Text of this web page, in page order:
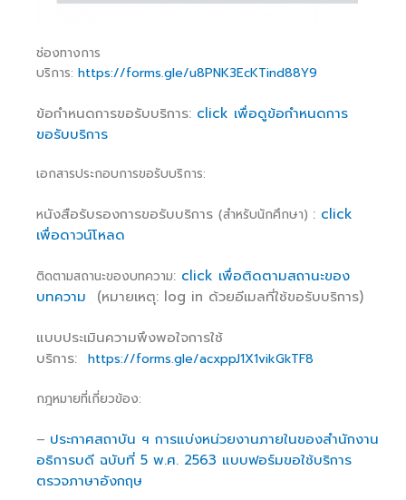
ช่องทางการ
บริการ: https://forms.gle/u8PNK3EcKTind88Y9
ข้อกำหนดการขอรับบริการ: click เพื่อดูข้อกำหนดการ
ขอรับบริการ
เอกสารประกอบการขอรับบริการ:
หนังสือรับรองการขอรับบริการ (สำหรับนักศึกษา) : click
เพื่อดาวน์โหลด
ติดตามสถานะของบทความ: click เพื่อติดตามสถานะของ
บทความ (หมายเหตุ: log in ด้วยอีเมลที่ใช้ขอรับบริการ)
แบบประเมินความพึงพอใจการใช้
บริการ: https://forms.gle/acxppJ1X1vikGkTF8
กฎหมายที่เกี่ยวข้อง:
– ประกาศสถาบัน ฯ การแบ่งหน่วยงานภายในของสำนักงาน
อธิการบดี ฉบับที่ 5 พ.ศ. 2563 แบบฟอร์มขอใช้บริการ
ตรวจภาษาอังกฤษ